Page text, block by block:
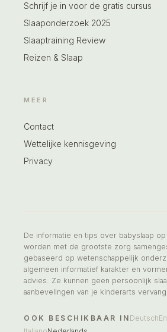
Schrijf je in voor de gratis cursus
Slaaponderzoek 2025
Slaaptraining Review
Reizen & Slaap
MEER
Contact
Wettelijke kennisgeving
Privacy
De informatie en tips over babyslaap
worden met de grootste zorg
gebaseerd op wetenschappelijk
algemeen informatief karakter en
advies. Ze kunnen geen persoonlijk
aanbevelingen van je kinderarts
OOK BESCHIKBAAR IN Deutsch